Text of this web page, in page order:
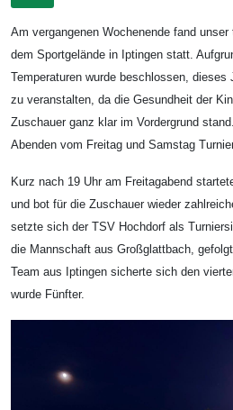
Am vergangenen Wochenende fand
dem Sportgelände in Iptingen statt.
Temperaturen wurde beschlossen, dieses
zu veranstalten, da die Gesundheit der
Zuschauer ganz klar im Vordergrund
Abenden vom Freitag und Samstag
Kurz nach 19 Uhr am Freitagabend
und bot für die Zuschauer wieder
setzte sich der TSV Hochdorf als
die Mannschaft aus Großglattbach,
Team aus Iptingen sicherte sich den
wurde Fünfter.